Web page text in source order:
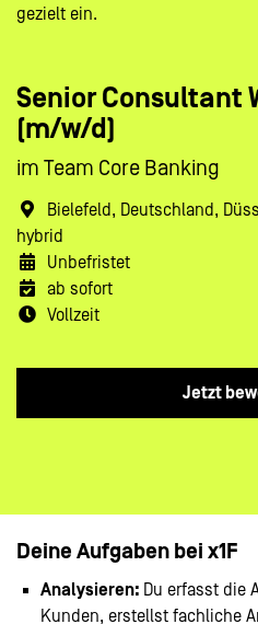
Senior Consultant
(m/w/d)
im Team Core Banking
Bielefeld, Deutschland,
hybrid
Unbefristet
ab sofort
Vollzeit
Jetzt
gezielt ein.
Deine Aufgaben bei x1F
Analysieren: Du erfasst die
Kunden, erstellst fachliche